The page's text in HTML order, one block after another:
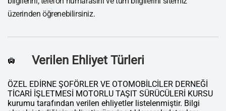
üzerinden öğrenebilirsiniz.
🛄 Verilen Ehliyet Türleri
ÖZEL EDİRNE ŞOFÖRLER VE OTOMOBİLCİLER DERNEĞİ
TİCARİ İŞLETMESİ MOTORLU TAŞIT SÜRÜCÜLERİ KURSU
kurumu tarafından verilen ehliyetler listelenmiştir. Bilgi